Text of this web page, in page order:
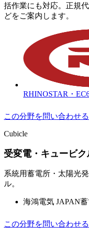
括作業にも対応。正規
どをご案内します。
RHINOSTAR・
この分野を問い合わせる
Cubicle
受変電・キュービク
系統用蓄電所・太陽光
ル。
海鴻電気 JAPAN
この分野を問い合わせる